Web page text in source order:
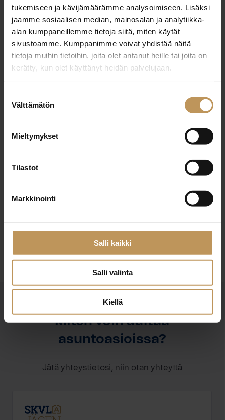
tukemiseen ja kävijämäärämme analysoimiseen. Lisäksi
jaamme sosiaalisen median, mainosalan ja analytiikka-
alan kumppaneillemme tietoja siitä, miten käytät
sivustoamme. Kumppanimme voivat yhdistää näitä
tietoja muihin tietoihin, joita olet antanut heille tai joita on
kerätty, kun olet käyttänyt heidän palvelujaan.
valinta
Välttämätön
Mieltymykset
Tilastot
Markkinointi
Salli kaikki
Salli valinta
Kiellä
Ruotsi
Ota yhteyttä
Kieli:Suomi
OTA YHTEYTTÄ
Miten voin auttaa
asuntoasioissa?
Jätä yhteystietosi, niin otan yhteyttä